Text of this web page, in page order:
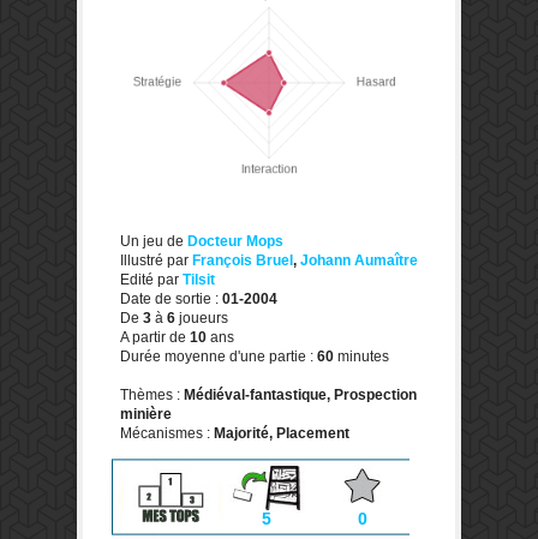
Un jeu de Docteur Mops
Illustré par François Bruel , Johann Aumaître
Edité par Tilsit
Date de sortie : 01-2004
De 3 à 6 joueurs
A partir de 10 ans
Durée moyenne d'une partie : 60 minutes
Thèmes : Médiéval-fantastique, Prospection
minière
Mécanismes : Majorité, Placement
5 0